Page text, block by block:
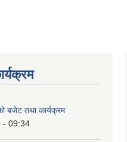
तथा कार्यक्रम
- 09:34